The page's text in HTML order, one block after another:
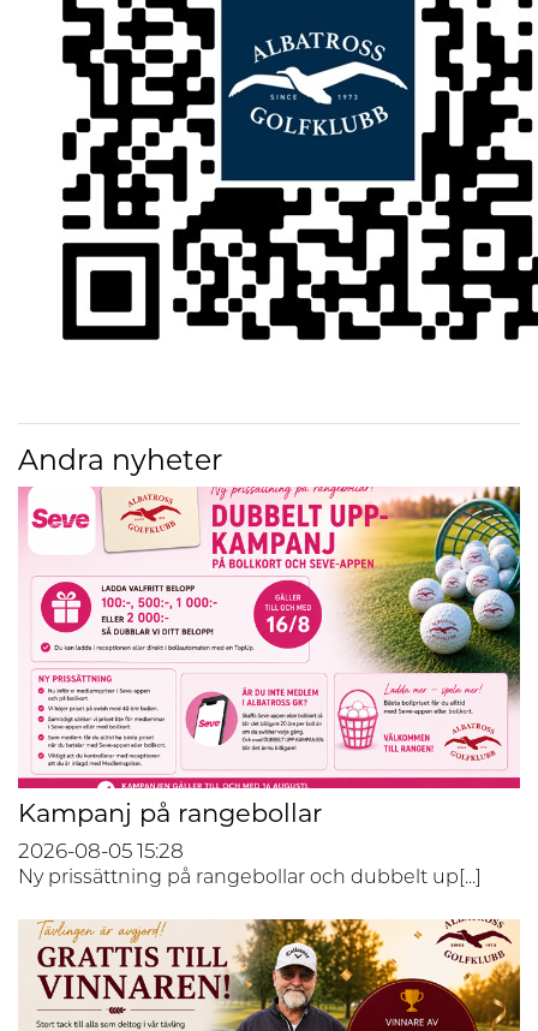
Andra nyheter
Kampanj på rangebollar
2026-08-05 15:28
Ny prissättning på rangebollar och dubbelt up[...]